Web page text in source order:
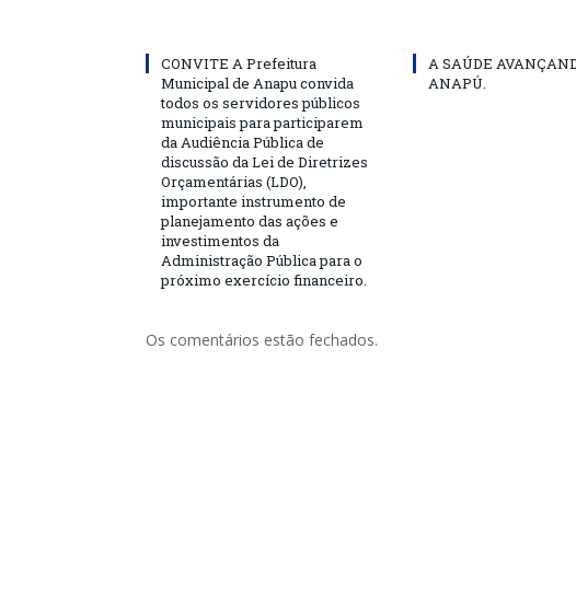
CONVITE A Prefeitura
Municipal de Anapu convida
todos os servidores públicos
municipais para participarem
da Audiência Pública de
discussão da Lei de Diretrizes
Orçamentárias (LDO),
importante instrumento de
planejamento das ações e
investimentos da
Administração Pública para o
próximo exercício financeiro.
A SAÚDE
ANAPÚ.
Os comentários estão fechados.